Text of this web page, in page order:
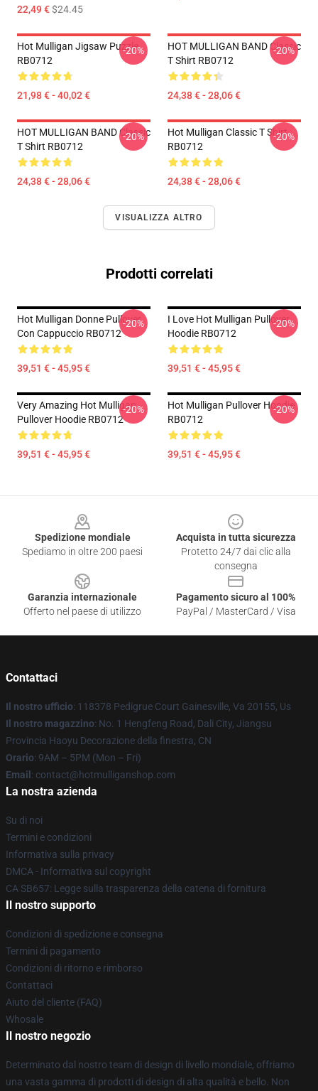
22,49 €$24.45
Hot Mulligan Jigsaw Puzzle
RB0712
21,98 € - 40,02 €
-20%
HOT MULLIGAN BAND Classic
T Shirt RB0712
24,38 € - 28,06 €
-20%
HOT MULLIGAN BAND Classic
T Shirt RB0712
24,38 € - 28,06 €
-20%
Hot Mulligan Classic T Shirt
RB0712
24,38 € - 28,06 €
-20%
VISUALIZZA ALTRO
Prodotti correlati
Hot Mulligan Donne Pullover
Con Cappuccio RB0712
39,51 € - 45,95 €
-20%
I Love Hot Mulligan Pullover
Hoodie RB0712
39,51 € - 45,95 €
-20%
Very Amazing Hot Mulligan
Pullover Hoodie RB0712
39,51 € - 45,95 €
-20%
Hot Mulligan Pullover Hoodie
RB0712
39,51 € - 45,95 €
-20%
Spedizione mondiale
Spediamo in oltre 200 paesi
Acquista in tutta sicurezza
Protetto 24/7 dai clic alla
consegna
Garanzia internazionale
Offerto nel paese di utilizzo
Pagamento sicuro al 100%
PayPal / MasterCard / Visa
Contattaci
Il nostro ufficio: 118378 Pedigrue Court Gainesville, Va 20155, Us
Il nostro magazzino: No. 1 Hengfeng Road, Dali City, Jiangsu
Provincia Haoyu Decorazione della finestra, CN
Orario: 9AM – 5PM (Mon – Fri)
Email : contact@hotmulliganshop.com
La nostra azienda
Su di noi
Termini e condizioni
Informativa sulla privacy
DMCA - Informativa sul copyright
CA SB657: Legge sulla trasparenza della catena di fornitura
Il nostro supporto
Condizioni di spedizione e consegna
Termini di pagamento
Condizioni di ritorno e rimborso
Contattaci
Aiuto del cliente (FAQ)
Whosale
Il nostro negozio
Determinato dal nostro team di design di livello mondiale, offriamo
una vasta gamma di prodotti di design di alta qualità e bello. Non